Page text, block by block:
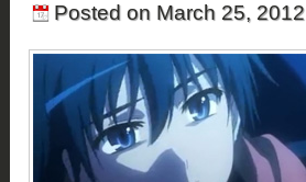
Posted on March 25, 2012